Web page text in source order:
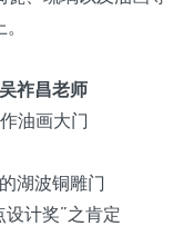
祚昌老师
油画大门
湖波铜雕门
设计奖”之肯定